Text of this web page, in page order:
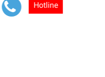
Hotline